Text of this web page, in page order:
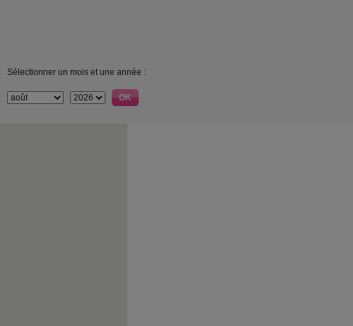
Sélectionner un mois et une année :